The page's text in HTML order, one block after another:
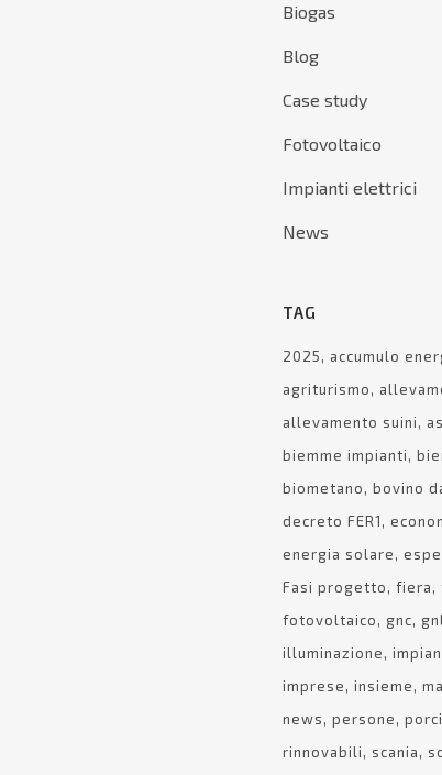
Biogas
Blog
Case study
Fotovoltaico
Impianti elettrici
News
TAG
2025 accumulo
agriturismo
allevamento suini
biemme impianti
biometano
bovino
decreto FER1
energia solare
Fasi progetto
fiera
fotovoltaico
gnc gnl
illuminazione
imprese
insieme
news
persone
rinnovabili
scania
(BS) – PI 03261480986 – Tel 030 – 9362522 – Fax